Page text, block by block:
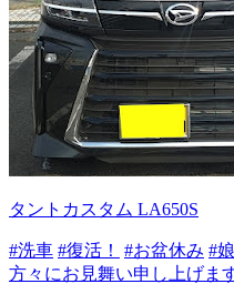
タントカスタム LA650S
#洗車 #復活！ #お盆休み #
方々にお見舞い申し上げま